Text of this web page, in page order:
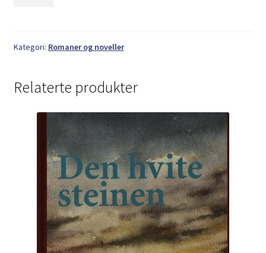
Tiurskogen
Kategori: Romaner og noveller
Relaterte produkter